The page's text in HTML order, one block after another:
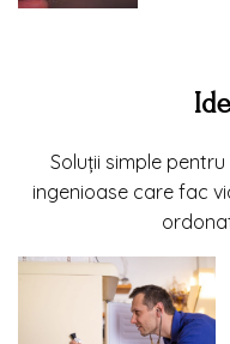
Soluții simple
ingenioase care fac